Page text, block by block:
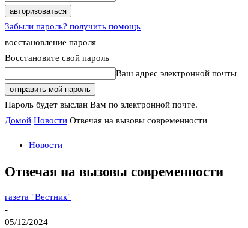
Забыли пароль? получить помощь
восстановление пароля
Восстановите свой пароль
Ваш адрес электронной почты
Пароль будет выслан Вам по электронной почте.
Домой Новости Отвечая на вызовы современности
Новости
Отвечая на вызовы современности
газета "Вестник"
-
05/12/2024